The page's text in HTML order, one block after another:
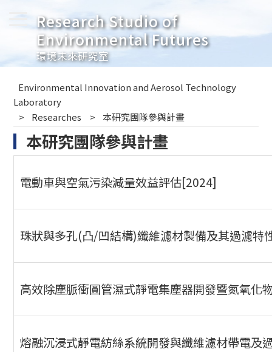
Research Studio of
Environmental Futures
環境未來研究室
Environmental Innovation and Aerosol Technology
Laboratory
Researches
本研究團隊參與計畫
本研究團隊參與計畫
電動車與空氣污染減量效益評估[2024]
珠狀與多孔(凸/凹結構)纖維濾材製備及其過濾
高效除塵脈衝圓管濕式靜電集塵器開發暨氮氧化
熔融沉浸式靜電紡絲系統開發與纖維濾材帶電及